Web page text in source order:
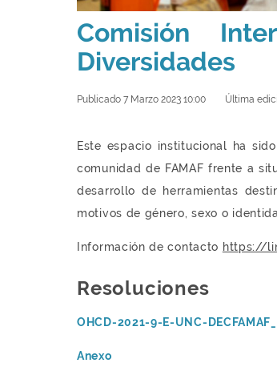
Comisión
Diversidades
Publicado 7 Marzo 2023 10:00 Última
Este espacio institucional ha
comunidad de FAMAF frente a
desarrollo de herramientas
motivos de género, sexo o
Información de contacto https://
Resoluciones
OHCD-2021-9-E-UNC-
Anexo